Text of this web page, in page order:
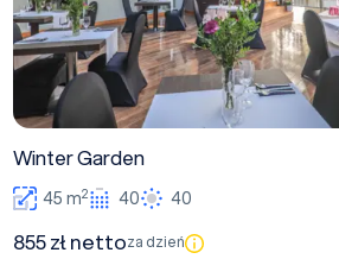
Winter Garden
45 m2 40 40
855 zł nettoza dzień